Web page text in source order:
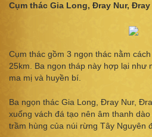
Cụm thác Gia Long, Đray Nur, Đray
Cụm thác gồm 3 ngọn thác nằm
25km. Ba ngọn tháp này hợp lại như
ma mị và huyền bí.
Ba ngọn thác Gia Long, Đray Nur,
xuống vách đá tạo nên âm thanh
trầm hùng của núi rừng Tây Nguyên